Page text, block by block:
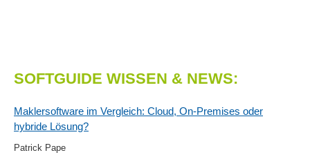
SOFTGUIDE WISSEN & NEWS:
Maklersoftware im Vergleich: Cloud, On-Premises oder
hybride Lösung?
Patrick Pape